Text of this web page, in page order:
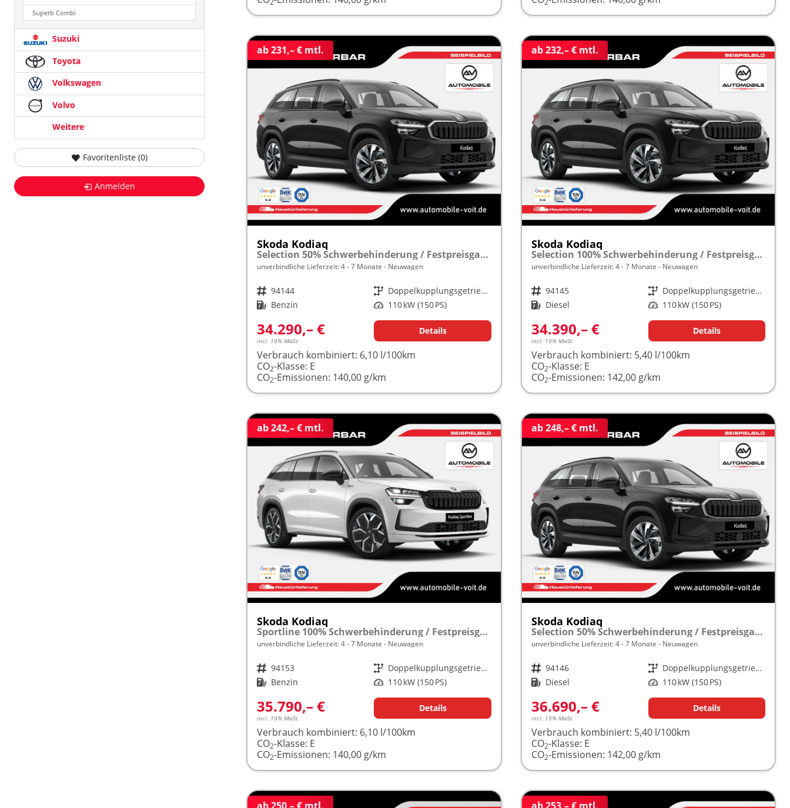
2 2
ab 231,– € mtl.
Skoda Kodiaq
Selection 50% Schwerbehinderung / Festpreisgarantie* Modelljahr 1.5 TSI Mild-Hybrid 150PS DSG "Sonderangebot bei Schwerbehinderung" frei konfigurierbar!
unverbindliche Lieferzeit: 4 - 7 Monate Neuwagen
Fahrzeugnr. 94144 Getriebe
Doppelkupplungsgetriebe (DSG)
Kraftstoff Benzin Leistung 110 kW (150 PS)
34.290,– €
incl. 19% MwSt.
Details
Verbrauch kombiniert: 6,10 l/100km
CO2-Klasse: E
CO2-Emissionen: 140,00 g/km
ab 232,– € mtl.
Skoda Kodiaq
Selection 100% Schwerbehinderung / Festpreisgarantie* Modelljahr 2.0 TDI 150PS DSG "Sonderangebot bei Schwerbehinderung" frei konfigurierbar!
unverbindliche Lieferzeit: 4 - 7 Monate Neuwagen
Fahrzeugnr. 94145 Getriebe
Doppelkupplungsgetriebe (DSG)
Kraftstoff Diesel Leistung 110 kW (150 PS)
34.390,– €
incl. 19% MwSt.
Details
Verbrauch kombiniert: 5,40 l/100km
CO2-Klasse: E
CO2-Emissionen: 142,00 g/km
ab 242,– € mtl.
Skoda Kodiaq
Sportline 100% Schwerbehinderung / Festpreisgarantie* Modelljahr 1.5 TSI Mild-Hybrid 150PS DSG "Sonderangebot bei Schwerbehinderung" frei konfigurierbar!
unverbindliche Lieferzeit: 4 - 7 Monate Neuwagen
Fahrzeugnr. 94153 Getriebe
Doppelkupplungsgetriebe (DSG)
Kraftstoff Benzin Leistung 110 kW (150 PS)
35.790,– €
incl. 19% MwSt.
Details
Verbrauch kombiniert: 6,10 l/100km
CO2-Klasse: E
CO2-Emissionen: 140,00 g/km
ab 248,– € mtl.
Skoda Kodiaq
Selection 50% Schwerbehinderung / Festpreisgarantie* Modelljahr 2.0 TDI 150PS DSG "Sonderangebot bei Schwerbehinderung" frei konfigurierbar!
unverbindliche Lieferzeit: 4 - 7 Monate Neuwagen
Fahrzeugnr. 94146 Getriebe
Doppelkupplungsgetriebe (DSG)
Kraftstoff Diesel Leistung 110 kW (150 PS)
36.690,– €
incl. 19% MwSt.
Details
Verbrauch kombiniert: 5,40 l/100km
CO2-Klasse: E
CO2-Emissionen: 142,00 g/km
Superb Combi
Suzuki
Toyota
Volkswagen
Volvo
Weitere
Favoritenliste (0)
Anmelden